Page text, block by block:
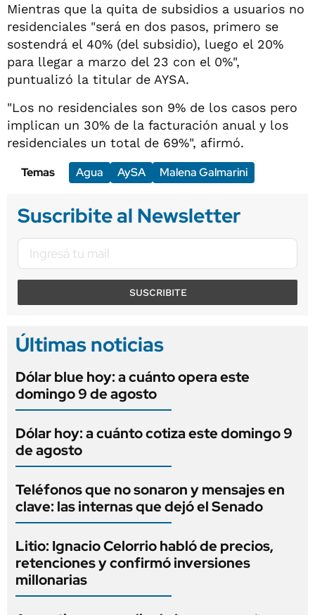
Mientras que la quita de subsidios a usuarios no
residenciales "será en dos pasos, primero se
sostendrá el 40% (del subsidio), luego el 20%
para llegar a marzo del 23 con el 0%",
puntualizó la titular de AYSA.
"Los no residenciales son 9% de los casos pero
implican un 30% de la facturación anual y los
residenciales un total de 69%", afirmó.
Temas
Agua AySA Malena Galmarini
Suscribite al Newsletter
SUSCRIBITE
Últimas noticias
Dólar blue hoy: a cuánto opera este
domingo 9 de agosto
Dólar hoy: a cuánto cotiza este domingo 9
de agosto
Teléfonos que no sonaron y mensajes en
clave: las internas que dejó el Senado
Litio: Ignacio Celorrio habló de precios,
retenciones y confirmó inversiones
millonarias